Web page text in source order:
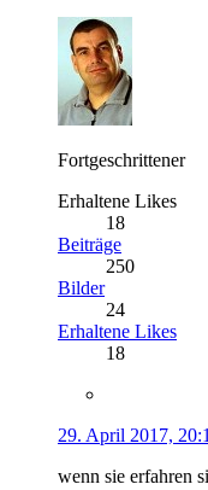
Fortgeschrittener
Erhaltene Likes
18
Beiträge
250
Bilder
24
Erhaltene Likes
18
29. April 2017,
wenn sie erfahren